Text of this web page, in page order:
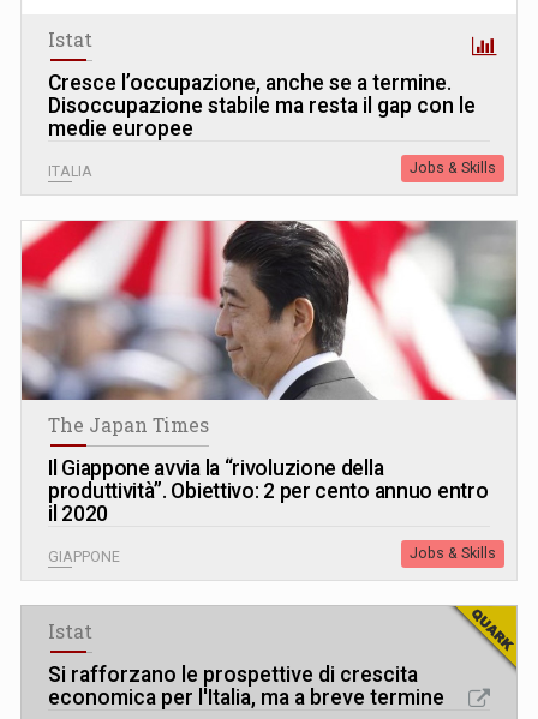
Istat
Cresce l’occupazione, anche se a termine.
Disoccupazione stabile ma resta il gap con le
medie europee
ITALIA Jobs & Skills
The Japan Times
Il Giappone avvia la “rivoluzione della
produttività”. Obiettivo: 2 per cento annuo entro
il 2020
GIAPPONE Jobs & Skills
Istat
Si rafforzano le prospettive di crescita
economica per l'Italia, ma a breve termine